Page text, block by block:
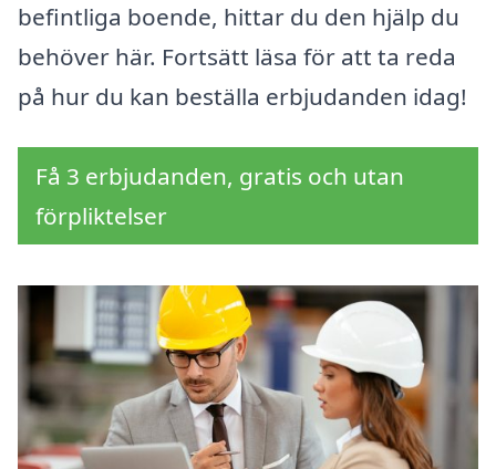
befintliga boende, hittar du den hjälp du
behöver här. Fortsätt läsa för att ta reda
på hur du kan beställa erbjudanden idag!
Få 3 erbjudanden, gratis och utan
förpliktelser